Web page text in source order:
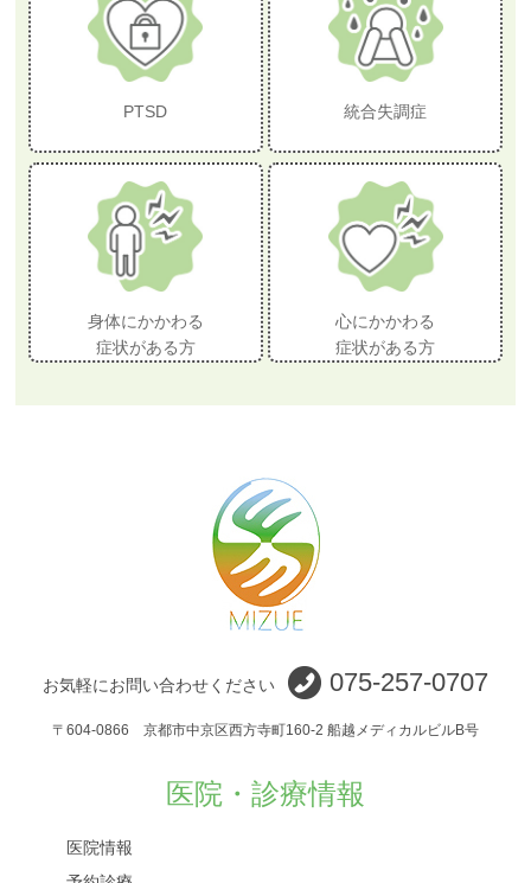
PTSD 統合失調症
身体にかかわる
症状がある方
心にかかわる
症状がある方
お気軽にお問い合わせください 075-257-0707
〒604-0866 京都市中京区西方寺町160-2 船越メディカルビルB号
医院・診療情報
医院情報